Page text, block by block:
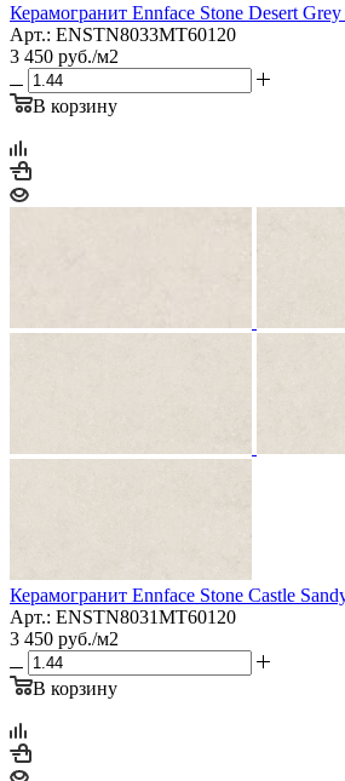
Керамогранит Ennface Stone Desert
Арт.: ENSTN8033MT60120
3 450 руб./м2
В корзину
Керамогранит Ennface Stone Castle
Арт.: ENSTN8031MT60120
3 450 руб./м2
В корзину